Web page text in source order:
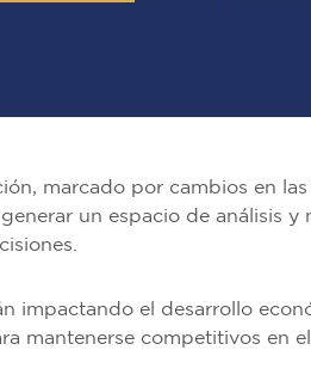
marcado por cambios en las
un espacio de análisis y
impactando el desarrollo
mantenerse competitivos en el